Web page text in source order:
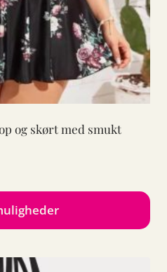
og skørt med smukt